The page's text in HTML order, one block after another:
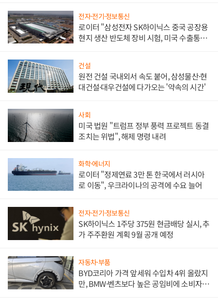
전자·전기·정보통신
로이터 "삼성전자 SK하이닉스 중국 공장용
현지 생산 반도체 장비 시험, 미국 수출통제
건설
원전 건설 국내외서 속도 붙어, 삼성물산·현
대건설·대우건설에 다가오는 '약속의 시간'
사회
미국 법원 "트럼프 정부 풍력 프로젝트 동결
조치는 위법", 해제 명령 내려
화학·에너지
로이터 "정제연료 3만 톤 한국에서 러시아
로 이동", 우크라이나의 공격에 수요 늘어
전자·전기·정보통신
SK하이닉스 1주당 375원 현금배당 실시, 추
가 주주환원 계획 9월 공개 예정
자동차·부품
BYD코리아 가격 앞세워 수입차 4위 올랐지
만, BMW·벤츠보다 높은 공임비에 소비자